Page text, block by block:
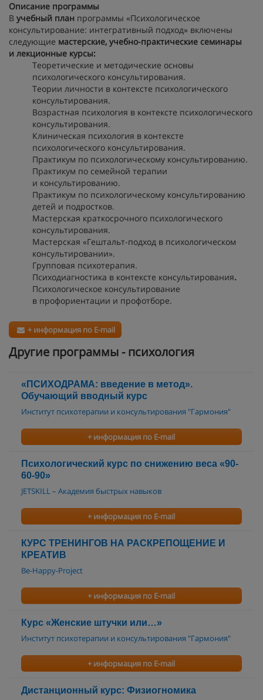
Описание программы
В учебный план программы «Психологическое
консультирование: интегративный подход» включены
следующие мастерские, учебно-практические семинары
и лекционные курсы:
Теоретические и методические основы
психологического консультирования.
Теории личности в контексте психологического
консультирования.
Возрастная психология в контексте психологического
консультирования.
Клиническая психология в контексте
психологического консультирования.
Практикум по психологическому консультированию.
Практикум по семейной терапии
и консультированию.
Практикум по психологическому консультированию
детей и подростков.
Мастерская краткосрочного психологического
консультирования.
Мастерская «Гештальт-подход в психологическом
консультировании».
Групповая психотерапия.
Психодиагностика в контексте консультирования.
Психологическое консультирование
в профориентации и профотборе.
+ информация по E-mail
Другие программы - психология
«ПСИХОДРАМА: введение в метод».
Обучающий вводный курс
Институт психотерапии и консультирования "Гармония"
+ информация по E-mail
Психологический курс по снижению веса «90-
60-90»
JETSKILL – Академия быстрых навыков
+ информация по E-mail
КУРС ТРЕНИНГОВ НА РАСКРЕПОЩЕНИЕ И
КРЕАТИВ
Be-Happy-Project
+ информация по E-mail
Курс «Женские штучки или…»
Институт психотерапии и консультирования "Гармония"
+ информация по E-mail
Дистанционный курс: Физиогномика